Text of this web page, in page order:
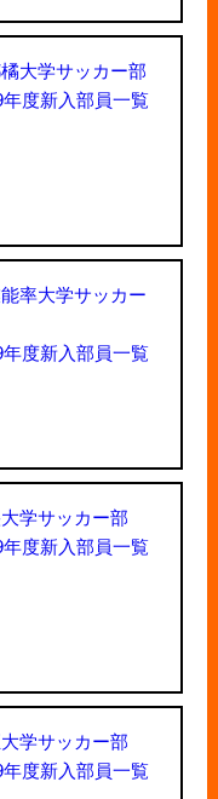
大学サッカー部
年度新入部員一覧
率大学サッカー
年度新入部員一覧
学サッカー部
年度新入部員一覧
学サッカー部
年度新入部員一覧